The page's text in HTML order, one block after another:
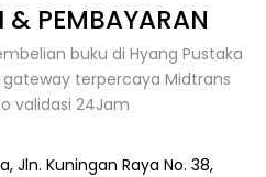
PEMBAYARAN
buku di Hyang Pustaka
terpercaya Midtrans
validasi 24Jam
Jln. Kuningan Raya No. 38,